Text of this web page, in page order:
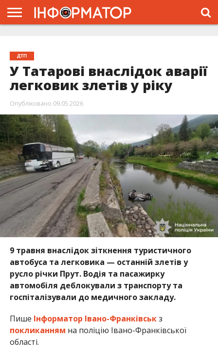
ДТП
У Татарові внаслідок аварії
легковик злетів у ріку
Опубліковано 09.05.2026
9 травня внаслідок зіткнення туристичного
автобуса та легковика — останній злетів у
русло річки Прут. Водія та пасажирку
автомобіля деблокували з транспорту та
госпіталізували до медичного закладу.
Пише Інформатор Івано-Франківськз
покликанням на поліцію Івано-Франківської
області.